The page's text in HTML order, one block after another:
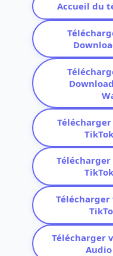
Accueil du
Télécharger
Télécharger
Télécharger
Télécharger